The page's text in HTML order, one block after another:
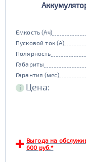
Емкость (Ач)
Пусковой ток (А)
Полярность
Габариты
Гарантия (мес)
i Цена:
Выгода на
600 руб.*